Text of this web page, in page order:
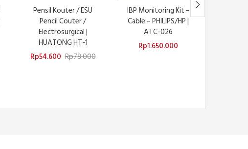
Pensil Kouter / ESU
Pencil Couter /
Electrosurgical |
HUATONG HT-1
Rp54.600 Rp78.000
IBP Monitoring Kit –
Cable – PHILIPS/HP |
ATC-026
Rp1.650.000